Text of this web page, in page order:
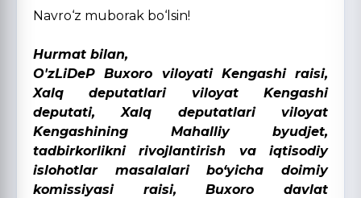
Navro‘z muborak bo‘lsin!
Hurmat bilan,
O'zLiDeP Buxoro viloyati Kengashi raisi,
Xalq deputatlari viloyat Kengashi
deputati, Xalq deputatlari viloyat
Kengashining Mahalliy byudjet,
tadbirkorlikni rivojlantirish va iqtisodiy
islohotlar masalalari bo‘yicha doimiy
komissiyasi raisi, Buxoro davlat